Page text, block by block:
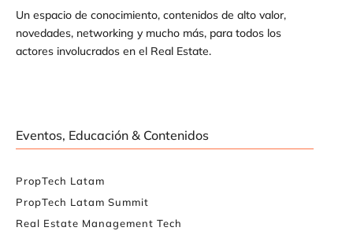
Un espacio de conocimiento, contenidos de alto valor,
novedades, networking y mucho más, para todos los
actores involucrados en el Real Estate.
Eventos, Educación & Contenidos
PropTech Latam
PropTech Latam Summit
Real Estate Management Tech